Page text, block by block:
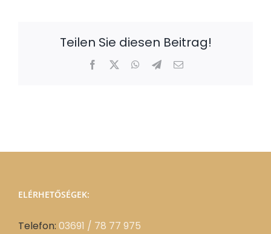
Teilen Sie diesen Beitrag!
Facebook WhatsApp
TelegramEmail:
ELÉRHETŐSÉGEK:
Telefon: 03691 / 78 77 975